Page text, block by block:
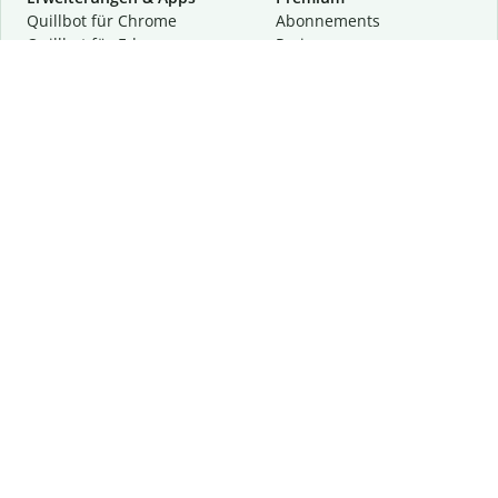
Quillbot für Chrome
Quillbot für Edge
Abon­ne­ments
Preise